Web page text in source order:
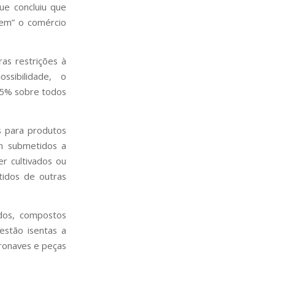
concluiu que
o comércio
restrições à
o
sobre todos
para produtos
submetidos a
cultivados ou
de outras
compostos
isentas a
e peças